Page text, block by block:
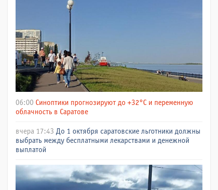
06:00 Синоптики прогнозируют до +32°C и переменную
облачность в Саратове
вчера 17:43 До 1 октября саратовские льготники должны
выбрать между бесплатными лекарствами и денежной
выплатой